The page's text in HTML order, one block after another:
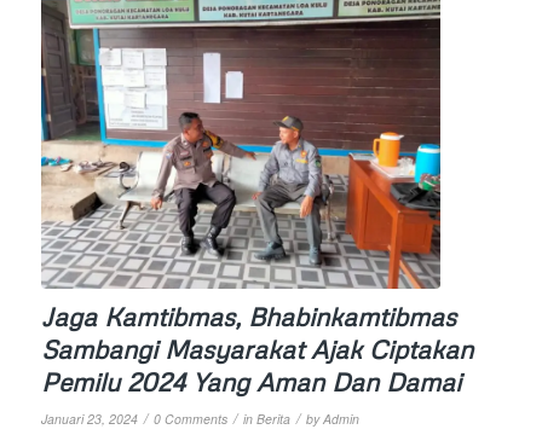
Jaga Kamtibmas, Bhabinkamtibmas
Sambangi Masyarakat Ajak Ciptakan
Pemilu 2024 Yang Aman Dan Damai
Januari 23, 2024 / 0 Comments / in Berita / byAdmin